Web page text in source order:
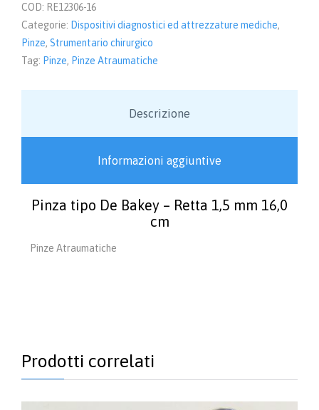
quantità
COD: RE12306-16
Categorie: Dispositivi diagnostici ed attrezzature mediche,
Pinze, Strumentario chirurgico
Tag: Pinze, Pinze Atraumatiche
Descrizione
Informazioni aggiuntive
Pinza tipo De Bakey – Retta 1,5 mm 16,0
cm
Pinze Atraumatiche
Prodotti correlati